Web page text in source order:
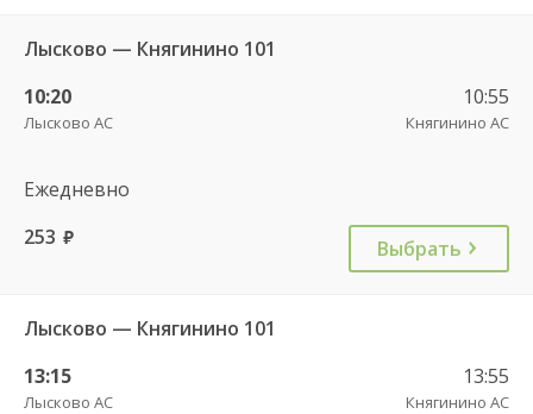
Лысково — Княгинино 101
10:20
Лысково АС
10:55
Княгинино АС
Ежедневно
253 руб. Выбрать
Лысково — Княгинино 101
13:15
Лысково АС
13:55
Княгинино АС